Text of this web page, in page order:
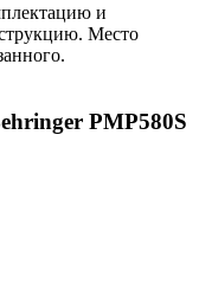
и
Место
PMP580S